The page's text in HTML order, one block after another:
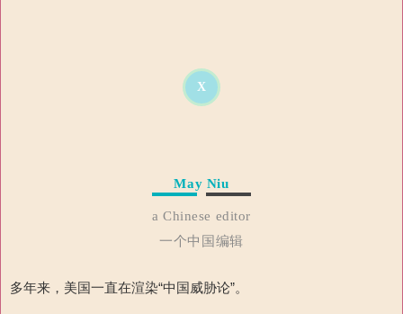
X
May Niu
a Chinese editor
一个中国编辑
多年来，美国一直在渲染“中国威胁论”。